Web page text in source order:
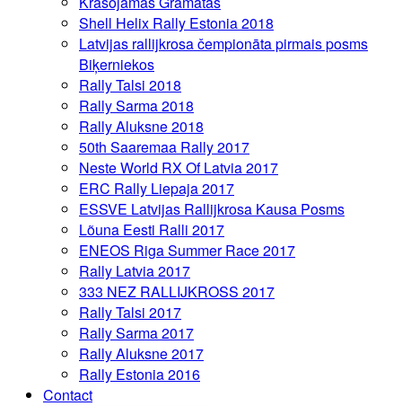
Shell Helix Rally Estonia 2018
Latvijas rallijkrosa čempionāta pirmais posms
Biķerniekos
Rally Talsi 2018
Rally Sarma 2018
Rally Aluksne 2018
50th Saaremaa Rally 2017
Neste World RX Of Latvia 2017
ERC Rally Liepaja 2017
ESSVE Latvijas Rallijkrosa Kausa Posms
Lõuna Eesti Ralli 2017
ENEOS Riga Summer Race 2017
Rally Latvia 2017
333 NEZ RALLIJKROSS 2017
Rally Talsi 2017
Rally Sarma 2017
Rally Aluksne 2017
Rally Estonia 2016
Contact